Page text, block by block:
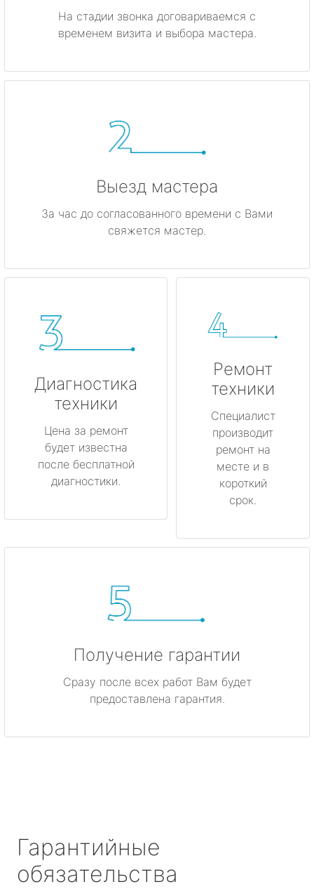
На стадии звонка договариваемся с
временем визита и выбора мастера.
Выезд мастера
За час до согласованного времени с Вами
свяжется мастер.
Диагностика
техники
Цена за ремонт
будет известна
после бесплатной
диагностики.
Ремонт
техники
Специалист
производит
ремонт на
месте и в
короткий
срок.
Получение гарантии
Сразу после всех работ Вам будет
предоставлена гарантия.
Гарантийные
обязательства